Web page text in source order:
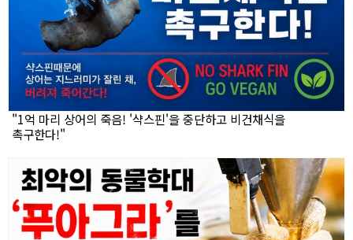
"1억 마리 상어의 죽음! '샥스핀'을 중단하고 비건채식을
촉구한다!"